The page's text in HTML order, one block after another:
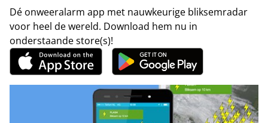
Dé onweeralarm app met nauwkeurige bliksemradar
voor heel de wereld. Download hem nu in
onderstaande store(s)!